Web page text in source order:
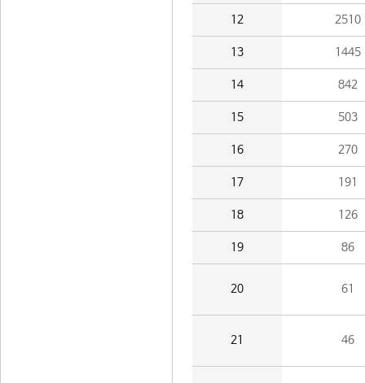
12 2510
13 1445
14 842
15 503
16 270
17 191
18 126
19 86
20 61
21 46